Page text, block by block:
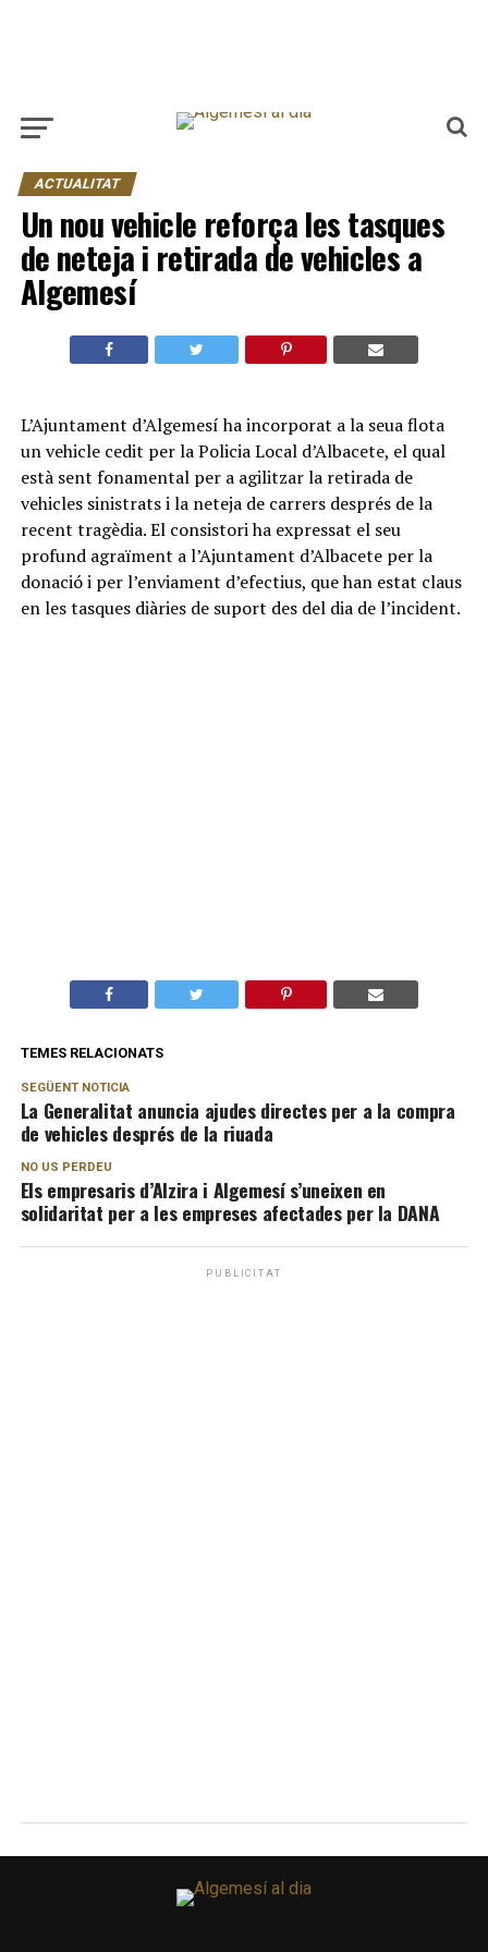
ACTUALITAT
Un nou vehicle reforça les tasques
de neteja i retirada de vehicles a
Algemesí
L’Ajuntament d’Algemesí ha incorporat a la seua flota
un vehicle cedit per la Policia Local d’Albacete, el qual
està sent fonamental per a agilitzar la retirada de
vehicles sinistrats i la neteja de carrers després de la
recent tragèdia. El consistori ha expressat el seu
profund agraïment a l’Ajuntament d’Albacete per la
donació i per l’enviament d’efectius, que han estat claus
en les tasques diàries de suport des del dia de l’incident.
TEMES RELACIONATS
SEGÜENT NOTICIA
La Generalitat anuncia ajudes directes per a la compra
de vehicles després de la riuada
NO US PERDEU
Els empresaris d’Alzira i Algemesí s’uneixen en
solidaritat per a les empreses afectades per la DANA
PUBLICITAT